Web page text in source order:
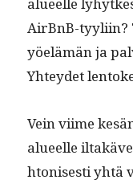
AirBnB-tyyli­in?
yöelämän ja
Yhtey­det
Vein viime
alueelle
htonis­es­ti yhtä